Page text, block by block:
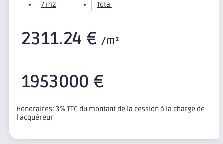
/ m2 Total
2311.24 € /m²
1953000 €
Honoraires: 3% TTC du montant de la cession à la charge de
l'acquéreur